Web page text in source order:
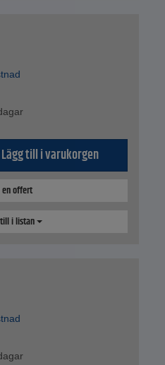
Lägg till i varukorgen
en offert
i listan